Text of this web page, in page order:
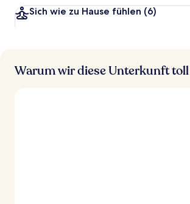
Sich wie zu Hause fühlen (6)
Warum wir diese Unterkunft